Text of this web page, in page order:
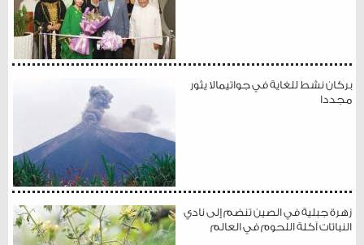
بركان نشط للغاية في جواتيمالا يثور
مجددا
زهرة جبلية في الصين تنضم إلى نادي
النباتات آكلة اللحوم في العالم